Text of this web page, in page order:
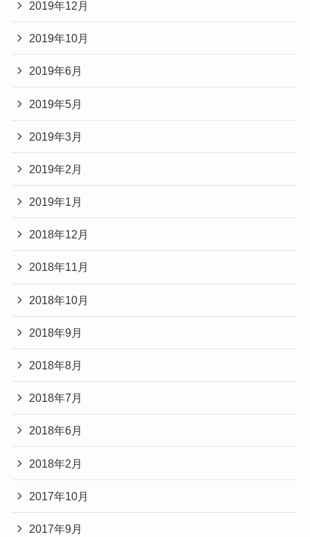
2019年12月
2019年10月
2019年6月
2019年5月
2019年3月
2019年2月
2019年1月
2018年12月
2018年11月
2018年10月
2018年9月
2018年8月
2018年7月
2018年6月
2018年2月
2017年10月
2017年9月